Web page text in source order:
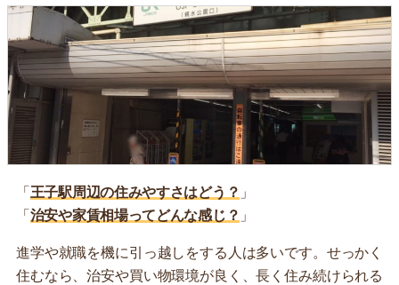
「 王子駅周辺の住みやすさはどう？ 」
「 治安や家賃相場ってどんな感じ？ 」
進学や就職を機に引っ越しをする人は多いです。せっかく
住むなら、治安や買い物環境が良く、長く住み続けられる